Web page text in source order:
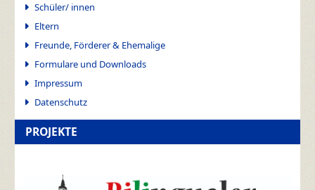
Schüler/ innen
Eltern
Freunde, Förderer & Ehemalige
Formulare und Downloads
Impressum
Datenschutz
PROJEKTE